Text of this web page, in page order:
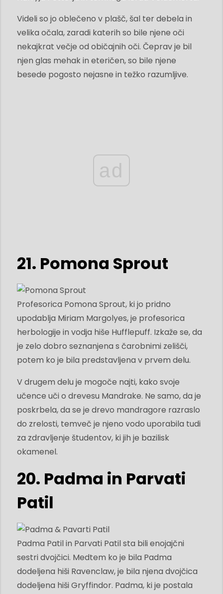
Videli so jo oblečeno v plašč, šal ter debela in
velika očala, zaradi katerih so bile njene oči
nekajkrat večje od običajnih oči. Čeprav je bil
njen glas mehak in eteričen, so bile njene
besede pogosto nejasne in težko razumljive.
ad
21. Pomona Sprout
Profesorica Pomona Sprout, ki jo pridno
upodablja Miriam Margolyes, je profesorica
herbologije in vodja hiše Hufflepuff. Izkaže se, da
je zelo dobro seznanjena s čarobnimi zelišči,
potem ko je bila predstavljena v prvem delu.
V drugem delu je mogoče najti, kako svoje
učence uči o drevesu Mandrake. Ne samo, da je
poskrbela, da se je drevo mandragore razraslo
do zrelosti, temveč je njeno vodo uporabila tudi
za zdravljenje študentov, ki jih je bazilisk
okamenel.
20. Padma in Parvati
Patil
Padma Patil in Parvati Patil sta bili enojajčni
sestri dvojčici. Medtem ko je bila Padma
dodeljena hiši Ravenclaw, je bila njena dvojčica
dodeljena hiši Gryffindor. Padma, ki je postala